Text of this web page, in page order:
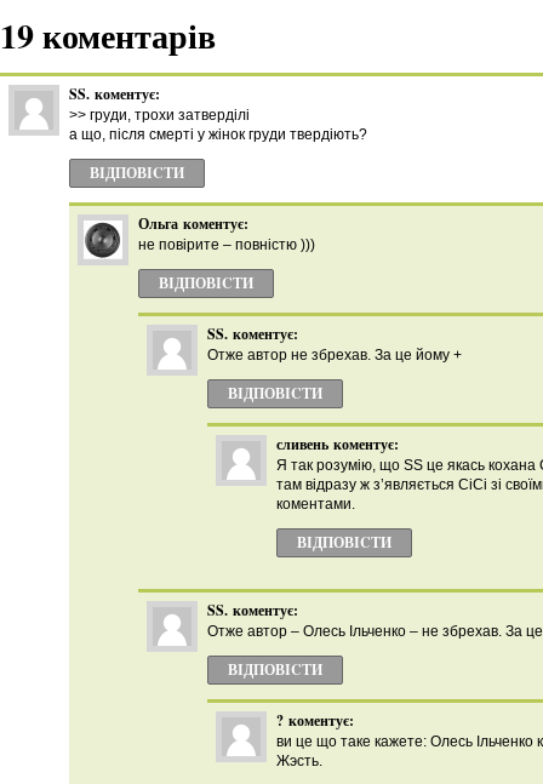
19 коментарів
SS. коментує:
>> груди, трохи затверділі
а що, після смерті у жінок груди твердіють?
ВІДПОВІCТИ
Ольга коментує:
не повірите – повністю )))
ВІДПОВІCТИ
SS. коментує:
Отже автор не збрехав. За це йому +
ВІДПОВІCТИ
сливень коментує:
Я так розумію, що SS це якась
там відразу ж з’являється СіСі зі
коментами.
ВІДПОВІCТИ
SS. коментує:
Отже автор – Олесь Ільченко – не збрехав. За
ВІДПОВІCТИ
? коментує:
ви це що таке кажете: Олесь Ільченко
Жэсть.